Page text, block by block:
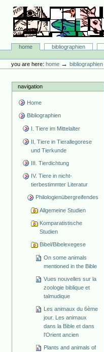
content.
navigation
Bibliographie-Portal
Sectionshome bibliographien
tools
you are here: home →bibliographien
navigation
Home
Bibliographien
I. Tiere im Mittelalter
II. Tiere in Tierallegorese
und Tierkunde
III. Tierdichtung
IV. Tiere in nicht-
tierbestimmter Literatur
Philologienübergreifendes
Allgemeine Studien
Komparatistische
Studien
Bibel/Bibelexegese
On some animals
mentioned in the Bible
Vues nouvelles sur la
zoologie biblique et
talmudique
Les animaux du 6ème
jour. Les animaux
dans la Bible et dans
l'Orient ancien
Plants and animals of